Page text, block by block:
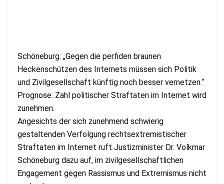
Schöneburg: „Gegen die perfiden braunen
Heckenschützen des Internets müssen sich Politik
und Zivilgesellschaft künftig noch besser vernetzen.“
Prognose: Zahl politischer Straftaten im Internet wird
zunehmen.
Angesichts der sich zunehmend schwierig
gestaltenden Verfolgung rechtsextremistischer
Straftaten im Internet ruft Justizminister Dr. Volkmar
Schöneburg dazu auf, im zivilgesellschaftlichen
Engagement gegen Rassismus und Extremismus nicht